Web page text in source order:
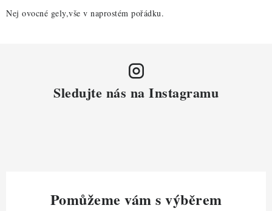
Nej ovocné gely,vše v naprostém pořádku.
Sledujte nás na Instagramu
Pomůžeme vám s výběrem